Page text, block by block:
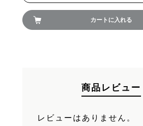
カートに入れる
商品レビュー
レビューはありません。